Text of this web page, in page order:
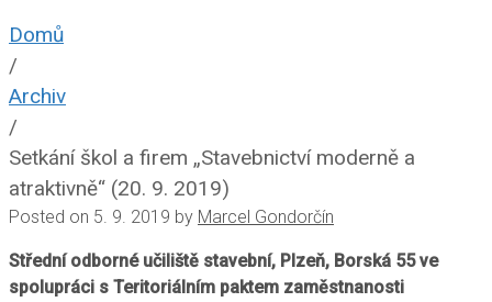
Domů
/
Archiv
/
Setkání škol a firem „Stavebnictví moderně a
atraktivně“ (20. 9. 2019)
Posted on 5. 9. 2019 by Marcel Gondorčín
Střední odborné učiliště stavební, Plzeň, Borská 55 ve
spolupráci s Teritoriálním paktem zaměstnanosti